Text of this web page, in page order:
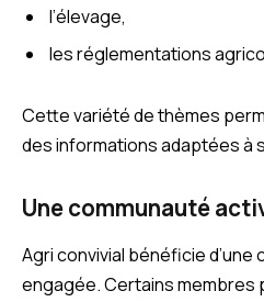
l’élevage,
les réglementations
Cette variété de thèmes
des informations adaptées à
Une communauté
Agri convivial bénéficie d’une
engagée. Certains membres